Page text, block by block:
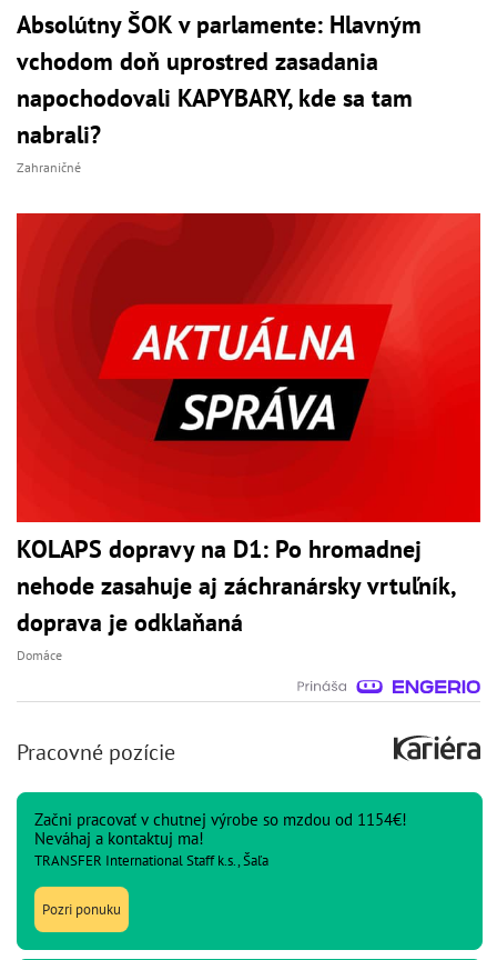
Absolútny ŠOK v parlamente: Hlavným
vchodom doň uprostred zasadania
napochodovali KAPYBARY, kde sa tam
nabrali?
Zahraničné
KOLAPS dopravy na D1: Po hromadnej
nehode zasahuje aj záchranársky vrtuľník,
doprava je odklaňaná
Domáce
Pracovné pozície
Začni pracovať v chutnej výrobe so mzdou od 1154€!
Neváhaj a kontaktuj ma!
TRANSFER International Staff k.s., Šaľa
Pozri ponuku